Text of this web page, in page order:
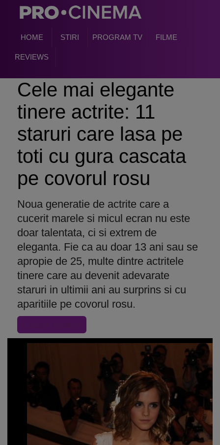
HOME STIRI PROGRAM TV FILME
REVIEWS
Cele mai elegante
tinere actrite: 11
staruri care lasa pe
toti cu gura cascata
pe covorul rosu
Noua generatie de actrite care a
cucerit marele si micul ecran nu este
doar talentata, ci si extrem de
eleganta. Fie ca au doar 13 ani sau se
apropie de 25, multe dintre actritele
tinere care au devenit adevarate
staruri in ultimii ani au surprins si cu
aparitiile pe covorul rosu.